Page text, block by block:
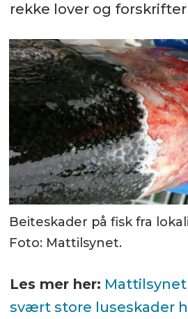
rekke lover og
Beiteskader på fisk fra
Foto: Mattilsynet.
Les mer her:
svært store luseskader